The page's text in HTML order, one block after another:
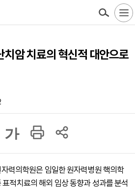
치암 치료의 혁신적 대안으로
가
력의학원은 임일한 원자력병원 핵의학
적치료의 해외 임상 동향과 성과를 분석